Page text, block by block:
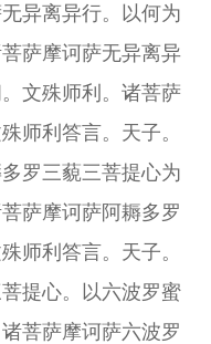
异离异行。以何为
萨摩诃萨无异离异
文殊师利。诸菩萨
师利答言。天子。
罗三藐三菩提心为
萨摩诃萨阿耨多罗
师利答言。天子。
提心。以六波罗蜜
菩萨摩诃萨六波罗